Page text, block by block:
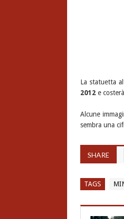
La statuetta
2012e
Alcune
sembra una
SHARE
TAGS